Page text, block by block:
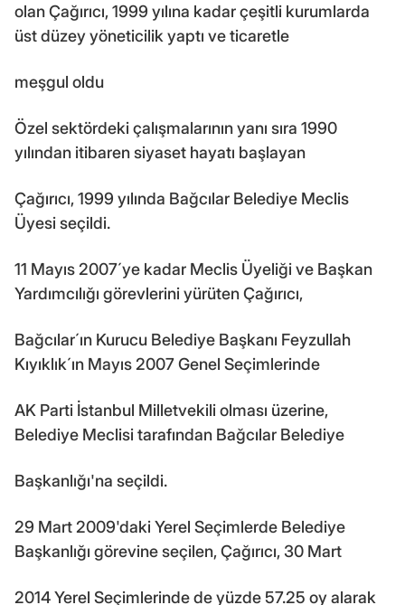
olan Çağırıcı, 1999 yılına kadar çeşitli kurumlarda
üst düzey yöneticilik yaptı ve ticaretle
meşgul oldu
Özel sektördeki çalışmalarının yanı sıra 1990
yılından itibaren siyaset hayatı başlayan
Çağırıcı, 1999 yılında Bağcılar Belediye Meclis
Üyesi seçildi.
11 Mayıs 2007´ye kadar Meclis Üyeliği ve Başkan
Yardımcılığı görevlerini yürüten Çağırıcı,
Bağcılar´ın Kurucu Belediye Başkanı Feyzullah
Kıyıklık´ın Mayıs 2007 Genel Seçimlerinde
AK Parti İstanbul Milletvekili olması üzerine,
Belediye Meclisi tarafından Bağcılar Belediye
Başkanlığı'na seçildi.
29 Mart 2009'daki Yerel Seçimlerde Belediye
Başkanlığı görevine seçilen, Çağırıcı, 30 Mart
2014 Yerel Seçimlerinde de yüzde 57.25 oy alarak